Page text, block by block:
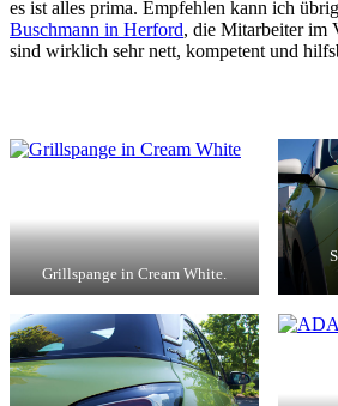
es ist alles prima. Empfehlen kann ich
Buschmann in Herford, die Mitarbeiter im
sind wirklich sehr nett, kompetent und
Grillspange in Cream White.